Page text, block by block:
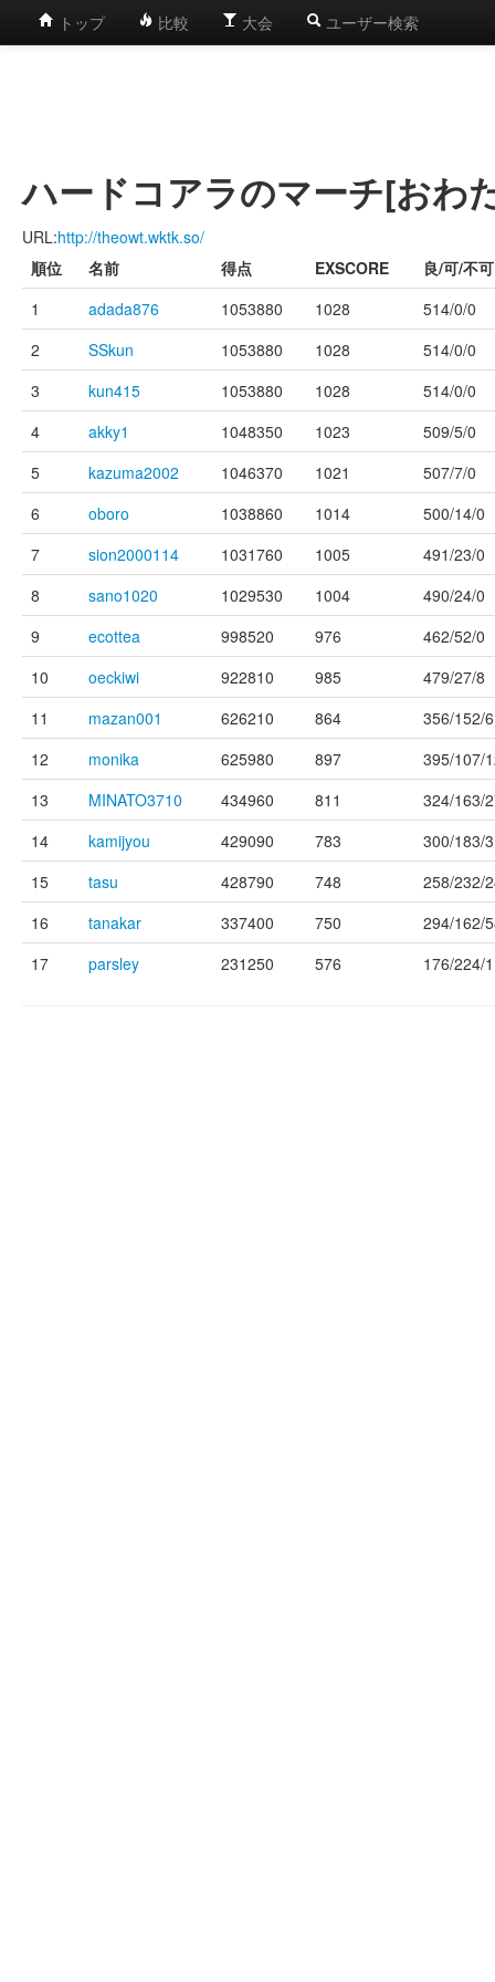
トップ 比較 大会 ユーザー検索
ハードコアラのマーチ[お
URL:http://theowt.wktk.so/
順位
名前 得点 EXSCORE
良/可/不可
1
adada876 1053880 1028
514/0/0
2
SSkun 1053880 1028
514/0/0
3
kun415 1053880 1028
514/0/0
4
akky1 1048350 1023
509/5/0
5
kazuma2002 1046370 1021
507/7/0
6
oboro 1038860 1014
500/14/0
7
sion2000114 1031760 1005
491/23/0
8
sano1020 1029530 1004
490/24/0
9
ecottea 998520 976
462/52/0
10
oeckiwi 922810 985
479/27/8
11
mazan001 626210 864
356/152/6
12
monika 625980 897
395/107/
13
MINATO3710 434960 811
324/163/
14
kamijyou 429090 783
300/183/
15
tasu 428790 748
258/232/
16
tanakar 337400 750
294/162/
17
parsley 231250 576 176/224/